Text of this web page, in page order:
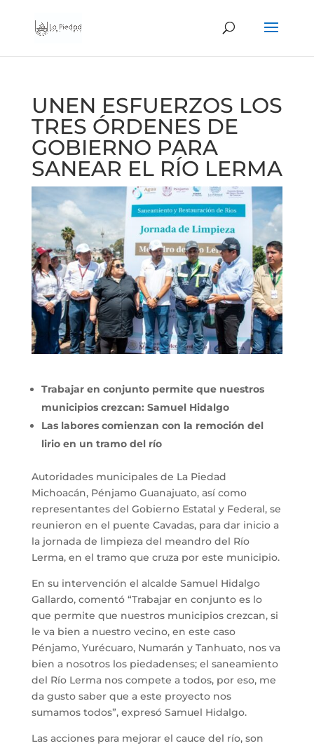
UNEN ESFUERZOS LOS
TRES ÓRDENES DE
GOBIERNO PARA
SANEAR EL RÍO LERMA
Trabajar en conjunto permite que nuestros
municipios crezcan: Samuel Hidalgo
Las labores comienzan con la remoción del
lirio en un tramo del río
Autoridades municipales de La Piedad
Michoacán, Pénjamo Guanajuato, así como
representantes del Gobierno Estatal y Federal, se
reunieron en el puente Cavadas, para dar inicio a
la jornada de limpieza del meandro del Río
Lerma, en el tramo que cruza por este municipio.
En su intervención el alcalde Samuel Hidalgo
Gallardo, comentó “Trabajar en conjunto es lo
que permite que nuestros municipios crezcan, si
le va bien a nuestro vecino, en este caso
Pénjamo, Yurécuaro, Numarán y Tanhuato, nos va
bien a nosotros los piedadenses; el saneamiento
del Río Lerma nos compete a todos, por eso, me
da gusto saber que a este proyecto nos
sumamos todos”, expresó Samuel Hidalgo.
Las acciones para mejorar el cauce del río, son